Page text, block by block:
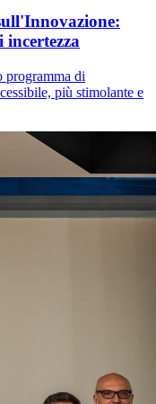
programma di
più stimolante e